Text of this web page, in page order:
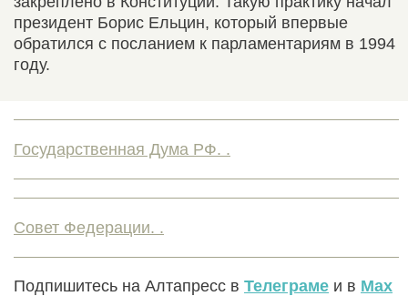
президент Борис Ельцин, который впервые
обратился с посланием к парламентариям в 1994
году.
Государственная Дума РФ. .
Совет Федерации. .
Подпишитесь на Алтапресс в Телеграме и в Max